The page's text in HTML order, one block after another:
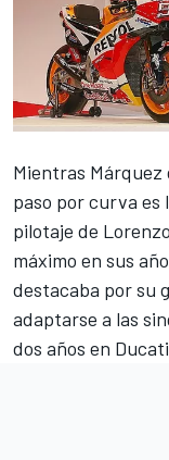
Mientras
paso por curva es
pilotaje de
máximo en sus
destacaba por su
adaptarse a las
dos años en